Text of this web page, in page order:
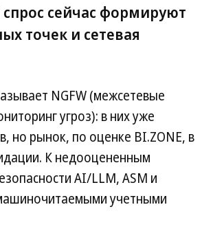
сейчас формируют
точек и сетевая
NGFW (межсетевые
угроз): в них уже
но рынок, по оценке BI.ZONE, в
К недооцененным
AI/LLM, ASM и
учетными